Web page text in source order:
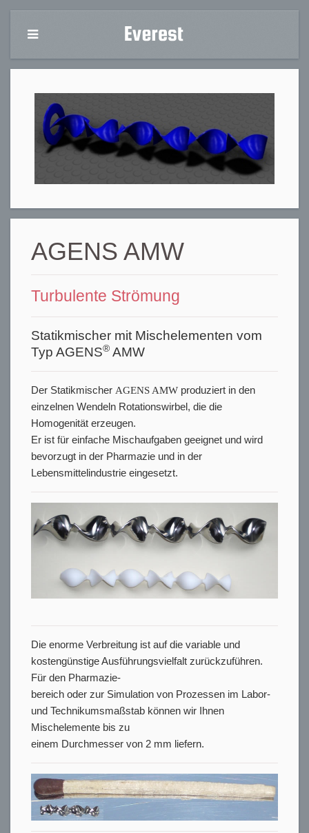
AGENS AMW
Turbulente Strömung
Statikmischer mit Mischelementen vom
Typ AGENS® AMW
Der Statikmischer AGENS AMW produziert in den
einzelnen Wendeln Rotationswirbel, die die
Homogenität erzeugen.
Er ist für einfache Mischaufgaben geeignet und wird
bevorzugt in der Pharmazie und in der
Lebensmittelindustrie eingesetzt.
Die enorme Verbreitung ist auf die variable und
kostengünstige Ausführungsvielfalt zurückzuführen.
Für den Pharmazie-
bereich oder zur Simulation von Prozessen im Labor-
und Technikumsmaßstab können wir Ihnen
Mischelemente bis zu
einem Durchmesser von 2 mm liefern.